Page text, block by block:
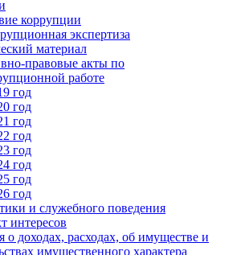
коррупции
экспертиза
материал
правовые акты по
работе
год
год
год
год
год
год
год
год
и служебного поведения
интересов
о доходах, расходах, об имуществе и
имущественного характера